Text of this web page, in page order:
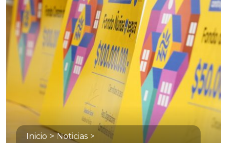
Inicio > Noticias >